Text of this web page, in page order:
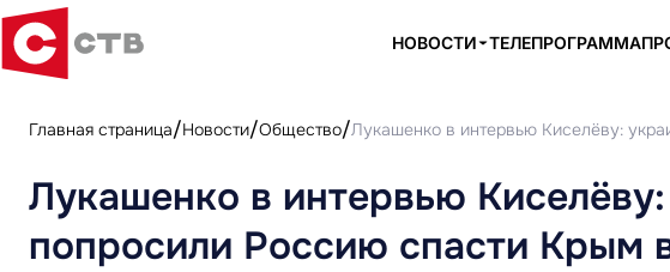
НОВОСТИ ТЕЛЕПРОГРАММА
Главная страница Новости Общество Лукашенко в интервью Киселёву:
Лукашенко в интервью
попросили Россию спасти Крым